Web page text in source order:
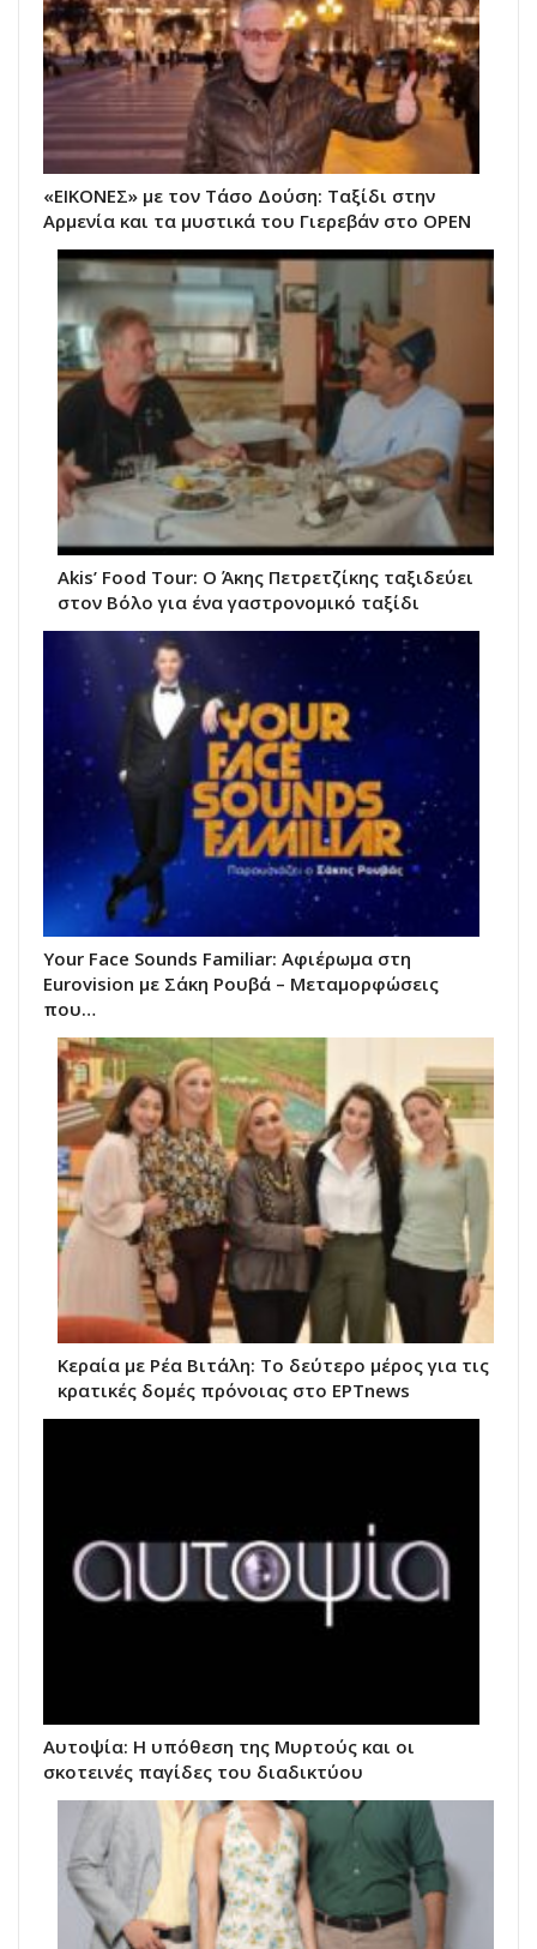
«ΕΙΚΟΝΕΣ» με τον Τάσο Δούση: Ταξίδι στην
Αρμενία και τα μυστικά του Γιερεβάν στο OPEN
Akis’ Food Tour: Ο Άκης Πετρετζίκης ταξιδεύει
στον Βόλο για ένα γαστρονομικό ταξίδι
Your Face Sounds Familiar: Αφιέρωμα στη
Eurovision με Σάκη Ρουβά – Μεταμορφώσεις
που…
Κεραία με Ρέα Βιτάλη: Το δεύτερο μέρος για τις
κρατικές δομές πρόνοιας στο ΕΡΤnews
Αυτοψία: Η υπόθεση της Μυρτούς και οι
σκοτεινές παγίδες του διαδικτύου